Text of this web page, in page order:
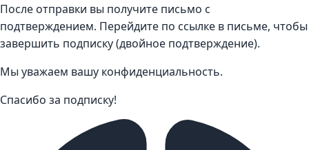
После отправки вы получите письмо с
подтверждением. Перейдите по ссылке в письме, чтобы
завершить подписку (двойное подтверждение).
Мы уважаем вашу конфиденциальность.
Спасибо за подписку!